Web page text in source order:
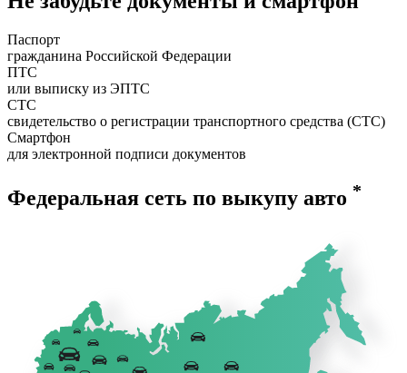
Паспорт
гражданина Российской Федерации
ПТС
или выписку из ЭПТС
СТС
свидетельство о регистрации транспортного средства (СТС)
Смартфон
для электронной подписи документов
Федеральная сеть по выкупу авто *